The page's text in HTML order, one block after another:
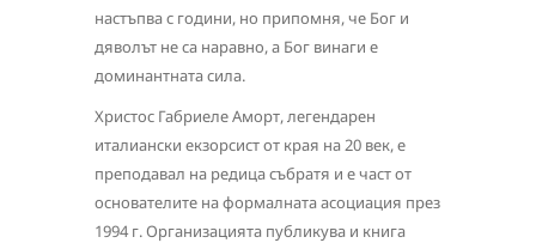
настъпва с години, но припомня, че Бог и
дяволът не са наравно, а Бог винаги е
доминантната сила.
Христос Габриеле Аморт, легендарен
италиански екзорсист от края на 20 век, е
преподавал на редица събратя и е част от
основателите на формалната асоциация през
1994 г. Организацията публикува и книга